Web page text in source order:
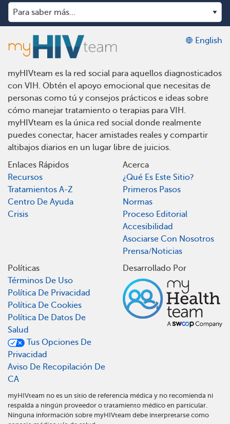
English
myHIVteam es la red social para aquellos diagnosticados
con VIH. Obtén el apoyo emocional que necesitas de
personas como tú y consejos prácticos e ideas sobre
cómo manejar tratamiento o terapias para VIH.
myHIVteam es la única red social donde realmente
puedes conectar, hacer amistades reales y compartir
altibajos diarios en un lugar libre de juicios.
Enlaces Rápidos
Recursos
Tratamientos A-Z
Centro De Ayuda
Crisis
Acerca
¿Qué Es Este Sitio?
Primeros Pasos
Normas
Proceso Editorial
Accesibilidad
Asociarse Con Nosotros
Prensa/Noticias
Políticas
Términos De Uso
Política De Privacidad
Política De Cookies
Política De Datos De
Salud
Tus Opciones De
Privacidad
Aviso De Recopilación De
CA
Desarrollado Por
myHIVteam no es un sitio de referencia médica y no recomienda ni
respalda a ningún proveedor o tratamiento médico en particular.
Ninguna información sobre myHIVteam debe interpretarse como